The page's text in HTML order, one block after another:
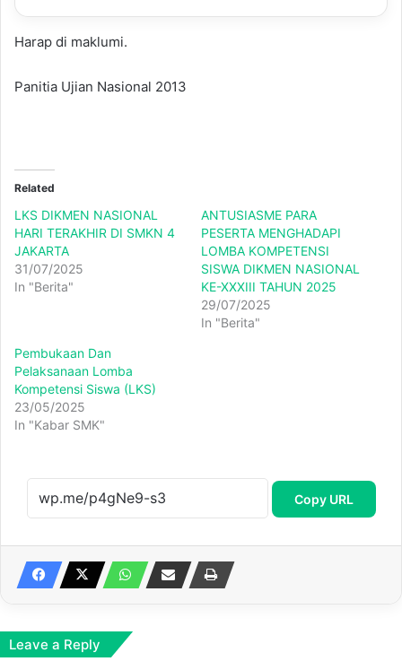
Harap di maklumi.
Panitia Ujian Nasional 2013
Related
LKS DIKMEN NASIONAL
HARI TERAKHIR DI SMKN 4
JAKARTA
31/07/2025
In "Berita"
ANTUSIASME PARA
PESERTA MENGHADAPI
LOMBA KOMPETENSI
SISWA DIKMEN NASIONAL
KE-XXXIII TAHUN 2025
29/07/2025
In "Berita"
Pembukaan Dan
Pelaksanaan Lomba
Kompetensi Siswa (LKS)
23/05/2025
In "Kabar SMK"
Copy URL
Leave a Reply